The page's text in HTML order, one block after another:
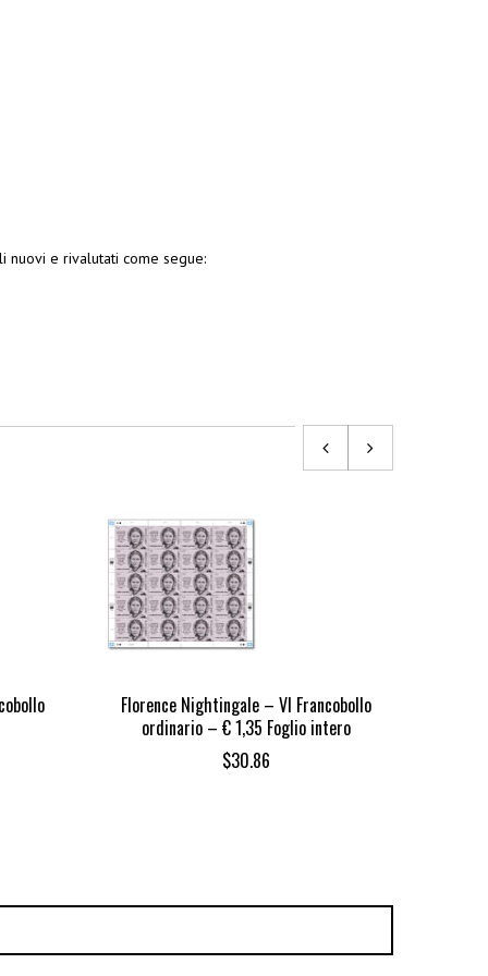
nuovi e rivalutati come segue:
Florence Nightingale – VI Francobollo
ordinario – € 1,35 Foglio intero
$30.86